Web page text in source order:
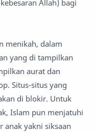
Allah) bagi
menikah, dalam
yang di tampilkan
aurat dan
Situs-situs yang
di blokir. Untuk
Islam pun menjatuhi
anak yakni siksaan